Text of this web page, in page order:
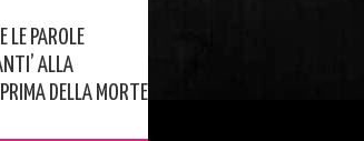
LE PAROLE
ALLA
DELLA MORTE